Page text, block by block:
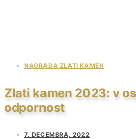
NAGRADA ZLATI KAMEN
Zlati kamen 2023: v
odpornost
7. DECEMBRA, 2022